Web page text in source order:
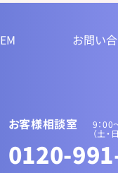
お問い
お客様相談室
0120-
9：00
（土・